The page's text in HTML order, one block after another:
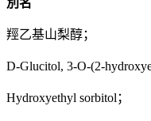
羥乙基山梨醇；
D-Glucitol, 3-O-(2-
Hydroxyethyl sorbitol；